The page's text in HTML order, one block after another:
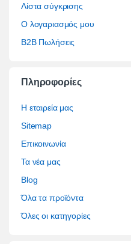
Λίστα σύγκρισης
Ο λογαριασμός μου
B2B Πωλήσεις
Πληροφορίες
Η εταιρεία μας
Sitemap
Επικοινωνία
Τα νέα μας
Blog
Όλα τα προϊόντα
Όλες οι κατηγορίες